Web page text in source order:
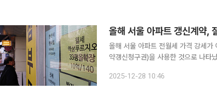
올해 서울 아파트 갱신계약,
올해 서울 아파트 전월세 가격 강세
약갱신청구권)을 사용한 것으로 나타
아파트 전월세 거래 내역을 분석한
2025-12-28 10:46